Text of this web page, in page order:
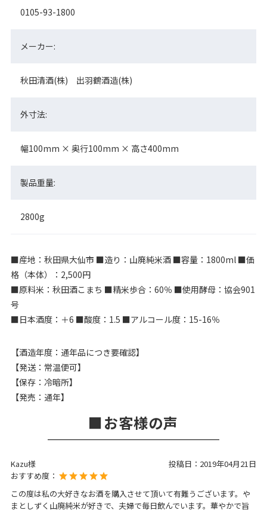
0105-93-1800
メーカー:
秋田清酒(株) 出羽鶴酒造(株)
外寸法:
幅100mm × 奥行100mm × 高さ400mm
製品重量:
2800g
■産地：秋田県大仙市 ■造り：山廃純米酒 ■容量：1800ml ■価
格（本体）：2,500円
■原料米：秋田酒こまち ■精米歩合：60％ ■使用酵母：協会901
号
■日本酒度：＋6 ■酸度：1.5 ■アルコール度：15-16％
【酒造年度：通年品につき要確認】
【発送：常温便可】
【保存：冷暗所】
【発売：通年】
お客様の声
Kazu様 投稿日： 2019年04月21日
おすすめ度：
この度は私の大好きなお酒を購入させて頂いて有難うございます。や
まとしずく山廃純米が好きで、夫婦で毎日飲んでいます。華やかで旨